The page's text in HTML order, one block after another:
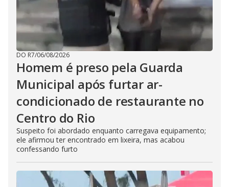
DO R7/06/08/2026
Homem é preso pela Guarda
Municipal após furtar ar-
condicionado de restaurante no
Centro do Rio
Suspeito foi abordado enquanto carregava equipamento;
ele afirmou ter encontrado em lixeira, mas acabou
confessando furto